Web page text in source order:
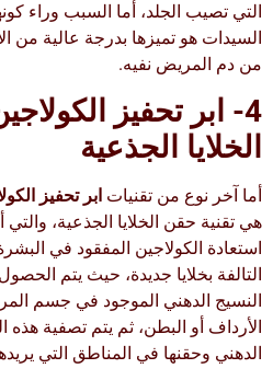
التي تصيب الجلد، أما السبب وراء
السيدات هو تميزها بدرجة عالية من
من دم المريض نفيه.
4- ابر تحفيز الكولاجين للوجه:
الخلايا الجذعية
أما آخر نوع من تقنيات ابر تحفيز
هي تقنية حقن الخلايا الجذعية،
استعادة الكولاجين المفقود في
التالفة بخلايا جديدة، حيث يتم
النسيج الدهني الموجود في جسم
الأرداف أو البطن، ثم يتم تصفية هذه
الدهني وحقنها في المناطق التي